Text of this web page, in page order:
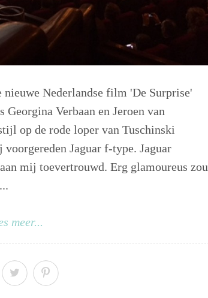
Nederlandse film 'De Surprise'
Verbaan en Jeroen van
op de rode loper van Tuschinski
‪Jaguar‬ f-type. Jaguar
mij toevertrouwd. Erg glamoureus zou
meer...